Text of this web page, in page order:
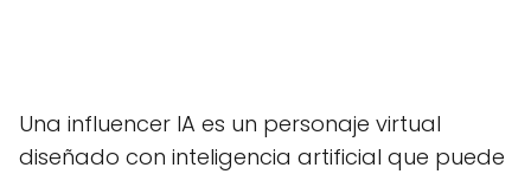
Una influencer IA es un personaje virtual
diseñado con inteligencia artificial que puede